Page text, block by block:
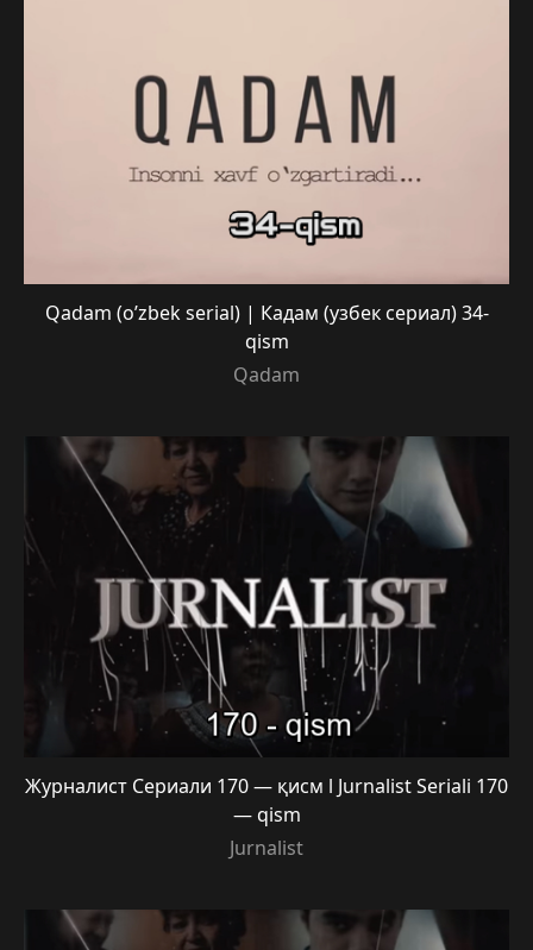
Qadam (o’zbek serial) | Кадам (узбек сериал) 34-
qism
Qadam
Журналист Сериали 170 — қисм l Jurnalist Seriali 170
— qism
Jurnalist